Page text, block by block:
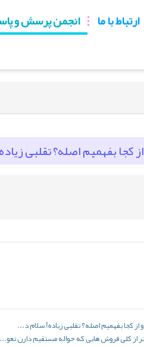
ارتباط با ما
انجمن پرسش و
کجا بفهمیم اصله؟ تقلبی
از کجا بفهمیم اصله؟ تقلبی زیاده! سلام د...
از کلی فروش هایی که حواله مستقیم دارن تعو...